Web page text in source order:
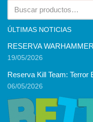
ÚLTIMAS NOTICIAS
RESERVA
19/05/2026
Reserva Kill Team: Terror
06/05/2026